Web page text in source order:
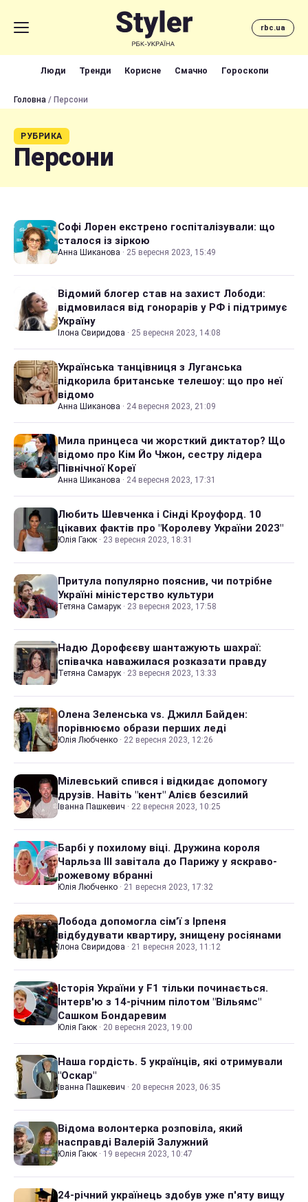
rbc.ua
Люди Тренди Корисне Смачно Гороскопи
Головна / Персони
РУБРИКА
Персони
Софі Лорен екстрено госпіталізували: що
сталося із зіркою
Анна Шиканова · 25 вересня 2023, 15:49
Відомий блогер став на захист Лободи:
відмовилася від гонорарів у РФ і підтримує
Україну
Ілона Свиридова · 25 вересня 2023, 14:08
Українська танцівниця з Луганська
підкорила британське телешоу: що про неї
відомо
Анна Шиканова · 24 вересня 2023, 21:09
Мила принцеса чи жорсткий диктатор? Що
відомо про Кім Йо Чжон, сестру лідера
Північної Кореї
Анна Шиканова · 24 вересня 2023, 17:31
Любить Шевченка і Сінді Кроуфорд. 10
цікавих фактів про "Королеву України 2023"
Юлія Гаюк · 23 вересня 2023, 18:31
Притула популярно пояснив, чи потрібне
Україні міністерство культури
Тетяна Самарук · 23 вересня 2023, 17:58
Надю Дорофєєву шантажують шахраї:
співачка наважилася розказати правду
Тетяна Самарук · 23 вересня 2023, 13:33
Олена Зеленська vs. Джилл Байден:
порівнюємо образи перших леді
Юлія Любченко · 22 вересня 2023, 12:26
Мілевський спився і відкидає допомогу
друзів. Навіть "кент" Алієв безсилий
Іванна Пашкевич · 22 вересня 2023, 10:25
Барбі у похилому віці. Дружина короля
Чарльза III завітала до Парижу у яскраво-
рожевому вбранні
Юлія Любченко · 21 вересня 2023, 17:32
Лобода допомогла сім’ї з Ірпеня
відбудувати квартиру, знищену росіянами
Ілона Свиридова · 21 вересня 2023, 11:12
Історія України у F1 тільки починається.
Інтерв'ю з 14-річним пілотом "Вільямс"
Сашком Бондаревим
Юлія Гаюк · 20 вересня 2023, 19:00
Наша гордість. 5 українців, які отримували
"Оскар"
Іванна Пашкевич · 20 вересня 2023, 06:35
Відома волонтерка розповіла, який
насправді Валерій Залужний
Юлія Гаюк · 19 вересня 2023, 10:47
24-річний українець здобув уже п'яту вищу